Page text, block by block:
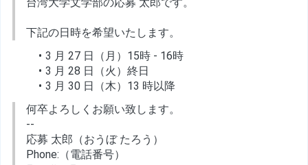
下記の日時を希望いたします。
3 月 27 日（月）15時 - 16時
3 月 28 日（火）終日
3 月 30 日（木）13 時以降
何卒よろしくお願い致します。
--
応募 太郎（おうぼ たろう）
Phone:（電話番号）